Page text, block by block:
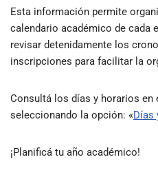
Esta información permite
calendario académico de cada
revisar detenidamente los
inscripciones para facilitar la
Consultá los días y horarios en
seleccionando la opción: «Días
¡Planificá tu año académico!